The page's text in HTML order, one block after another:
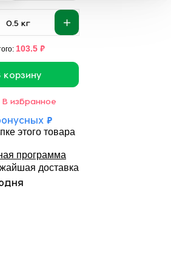
0.5 кг
103.5 ₽
корзину
В избранное
₽
этого товара
программа
доставка